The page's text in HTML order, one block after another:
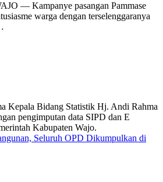
— Kampanye pasangan Pammase
warga dengan terselenggaranya
Seluruh OPD Dikumpulkan di